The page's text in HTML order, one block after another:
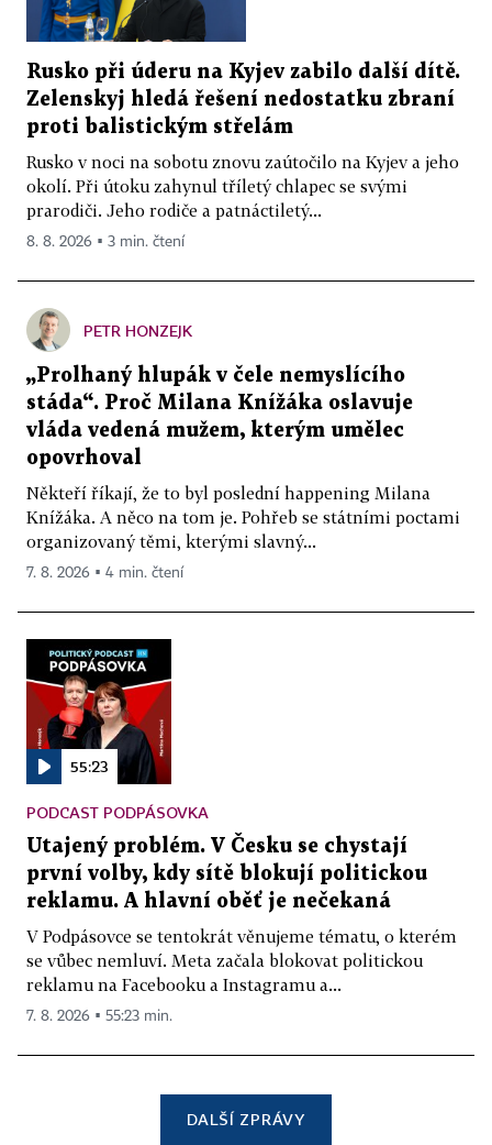
Rusko při úderu na Kyjev zabilo další dítě.
Zelenskyj hledá řešení nedostatku zbraní
proti balistickým střelám
Rusko v noci na sobotu znovu zaútočilo na Kyjev a jeho
okolí. Při útoku zahynul tříletý chlapec se svými
prarodiči. Jeho rodiče a patnáctiletý...
8. 8. 2026 ▪ 3 min. čtení
PETR HONZEJK
„Prolhaný hlupák v čele nemyslícího
stáda“. Proč Milana Knížáka oslavuje
vláda vedená mužem, kterým umělec
opovrhoval
Někteří říkají, že to byl poslední happening Milana
Knížáka. A něco na tom je. Pohřeb se státními poctami
organizovaný těmi, kterými slavný...
7. 8. 2026 ▪ 4 min. čtení
55:23
PODCAST PODPÁSOVKA
Utajený problém. V Česku se chystají
první volby, kdy sítě blokují politickou
reklamu. A hlavní oběť je nečekaná
V Podpásovce se tentokrát věnujeme tématu, o kterém
se vůbec nemluví. Meta začala blokovat politickou
reklamu na Facebooku a Instagramu a...
7. 8. 2026 ▪ 55:23 min.
DALŠÍ ZPRÁVY